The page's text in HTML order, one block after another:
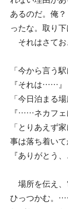
あるのだ。俺
ったな。取り下
それはさてお
「今から言う
『それは……』
「今日泊まる
『……ネカフェ
「とりあえず
事は落ち着いて
『ありがとう
場所を伝え、
ひっつかむ。